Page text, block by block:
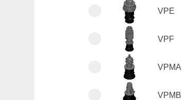
VPE
VPF
VPMA
VPMB